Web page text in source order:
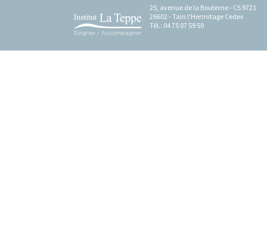
25, avenue de la Bouterne - CS 9721
26602 - Tain l'Hermitage Cedex
Tél.: 04 75 07 59 59